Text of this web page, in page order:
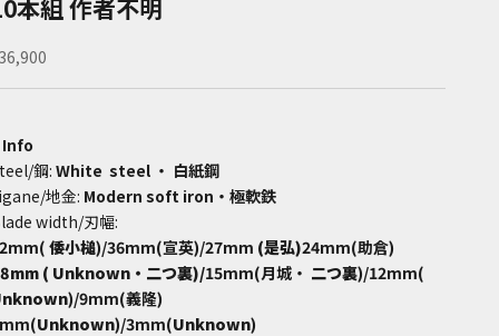
本組 作者不明
price
Info
鋼: White steel ・ 白紙鋼
地金: Modern soft iron ・極軟鉄
width/刃幅:
倭小槌)/36mm(宣英)/27mm (是弘)24mm(助倉)
( Unknown・二つ裏)/15mm(月城・ 二つ裏)/12mm(
)/9mm(義隆)
Unknown)/3mm(Unknown)